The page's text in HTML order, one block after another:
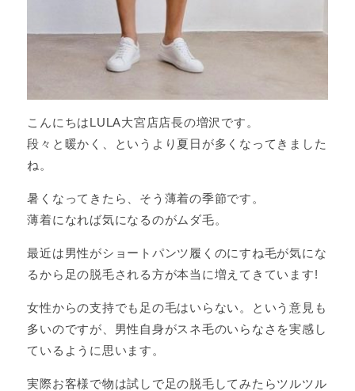
こんにちはLULA大宮店店長の増沢です。
段々と暖かく、というより夏日が多くなってきました
ね。
暑くなってきたら、そう薄着の季節です。
薄着になれば気になるのがムダ毛。
最近は男性がショートパンツ履くのにすね毛が気にな
るから足の脱毛される方が本当に増えてきています!
女性からの支持でも足の毛はいらない。という意見も
多いのですが、男性自身がスネ毛のいらなさを実感し
ているように思います。
実際お客様で物は試しで足の脱毛してみたらツルツル